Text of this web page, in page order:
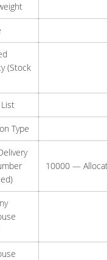
(Stock
Type
10000 —